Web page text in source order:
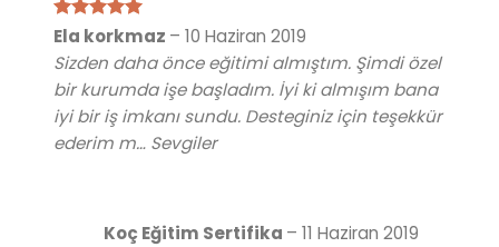
5 üzerinden
Ela korkmaz – 10 Haziran 2019
Sizden daha önce eğitimi almıştım. Şimdi özel
bir kurumda işe başladım. İyi ki almışım bana
iyi bir iş imkanı sundu. Desteginiz için teşekkür
ederim m… Sevgiler
Koç Eğitim Sertifika – 11 Haziran 2019